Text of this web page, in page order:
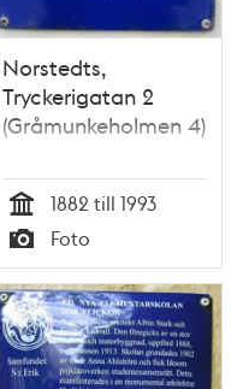
Norstedts,
Tryckerigatan 2
(Gråmunkeholmen 4)
Tid
1882 till 1993
Typ
Foto